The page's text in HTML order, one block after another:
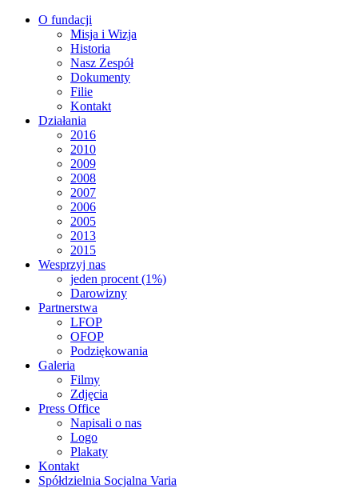
O fundacji
Misja i Wizja
Historia
Nasz Zespół
Dokumenty
Filie
Kontakt
Działania
2016
2010
2009
2008
2007
2006
2005
2013
2015
Wesprzyj nas
jeden procent (1%)
Darowizny
Partnerstwa
LFOP
OFOP
Podziękowania
Galeria
Filmy
Zdjęcia
Press Office
Napisali o nas
Logo
Plakaty
Kontakt
Spółdzielnia Socjalna Varia